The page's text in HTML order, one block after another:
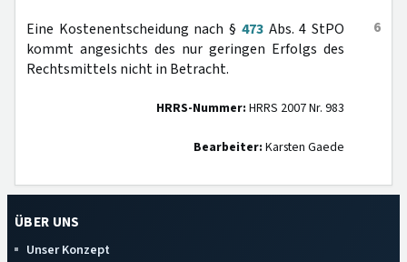
6
Eine Kostenentscheidung nach § 473Abs. 4 StPO
kommt angesichts des nur geringen Erfolgs des
Rechtsmittels nicht in Betracht.
HRRS-Nummer: HRRS 2007 Nr. 983
Bearbeiter: Karsten Gaede
ÜBER UNS
Unser Konzept